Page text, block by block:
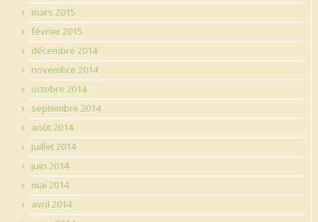
mars 2015
février 2015
décembre 2014
novembre 2014
octobre 2014
septembre 2014
août 2014
juillet 2014
juin 2014
mai 2014
avril 2014